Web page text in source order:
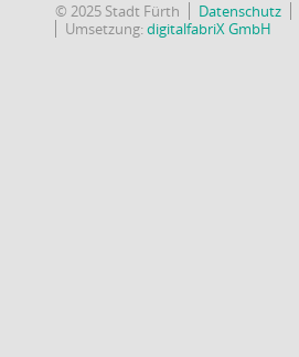
© 2025 Stadt Fürth Datenschutz
Umsetzung:digitalfabriX GmbH